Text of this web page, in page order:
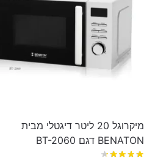
מיקרוגל 20 ליטר דיגטלי מבית
BENATON דגם BT-2060